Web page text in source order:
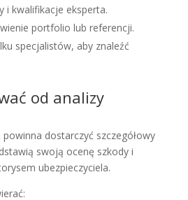
i kwalifikacje eksperta.
portfolio lub referencji.
specjalistów, aby znaleźć
od analizy
powinna dostarczyć szczegółowy
swoją ocenę szkody i
ubezpieczyciela.